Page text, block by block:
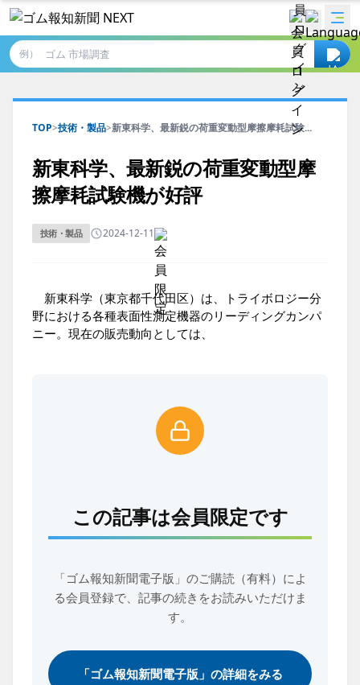
例）
TOP>技術・製品>新東科学、最新鋭の荷重変動型摩擦摩耗試験...
新東科学、最新鋭の荷重変動型摩
擦摩耗試験機が好評
技術・製品 2024-12-11
新東科学（東京都千代田区）は、トライボロジー分
野における各種表面性測定機器のリーディングカンパ
ニー。現在の販売動向としては、
この記事は会員限定です
「ゴム報知新聞電子版」のご購読（有料）によ
る会員登録で、 記事の続きをお読みいただけま
す。
「ゴム報知新聞電子版」の詳細をみる